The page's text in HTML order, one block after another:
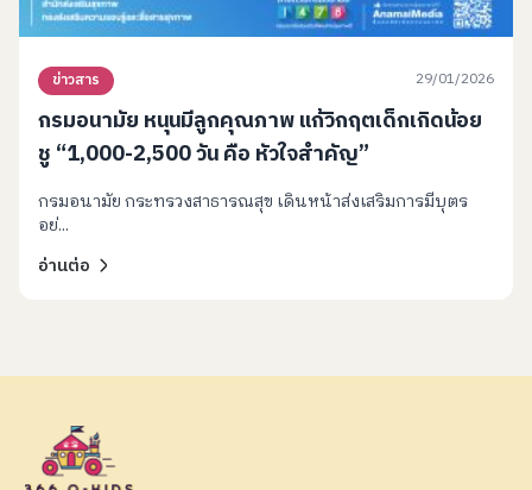
ข่าวสาร 29/01/2026
กรมอนามัย หนุนมีลูกคุณภาพ แก้วิกฤตเด็กเกิดน้อย
ชู “1,000-2,500 วัน คือ หัวใจสำคัญ”
กรมอนามัย กระทรวงสาธารณสุข เดินหน้าส่งเสริมการมีบุตร
อย่...
อ่านต่อ